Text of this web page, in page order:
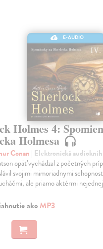
E-AUDIO
Holmes 4:
Holmesa
Conan | Elektronická
opäť vychádzal z početných
svojimi mimoriadnymi
ale priamo aktérmi
ako MP3